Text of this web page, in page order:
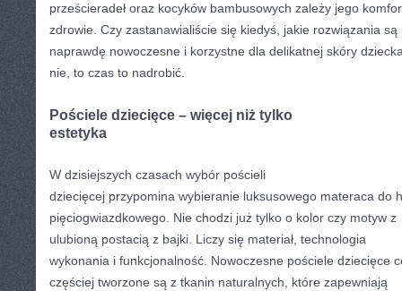
prześcieradeł oraz kocyków bambusowych zależy jego
zdrowie. Czy zastanawialiście się kiedyś, jakie rozwiązania są
naprawdę nowoczesne i korzystne dla delikatnej skóry
nie, to czas to nadrobić.
Pościele dziecięce – więcej niż tylko
estetyka
W dzisiejszych czasach wybór pościeli
dziecięcej przypomina wybieranie luksusowego materaca do
pięciogwiazdkowego. Nie chodzi już tylko o kolor czy motyw z
ulubioną postacią z bajki. Liczy się materiał, technologia
wykonania i funkcjonalność. Nowoczesne pościele dziecięce
częściej tworzone są z tkanin naturalnych, które zapewniają